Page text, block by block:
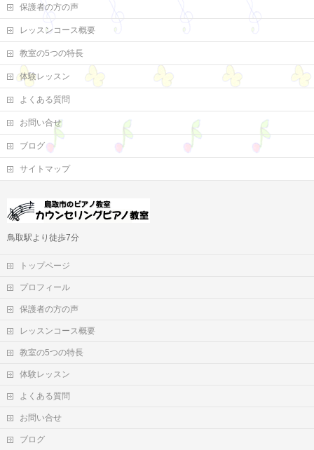
保護者の方の声
レッスンコース概要
教室の5つの特長
体験レッスン
よくある質問
お問い合せ
ブログ
サイトマップ
鳥取駅より徒歩7分
トップページ
プロフィール
保護者の方の声
レッスンコース概要
教室の5つの特長
体験レッスン
よくある質問
お問い合せ
ブログ